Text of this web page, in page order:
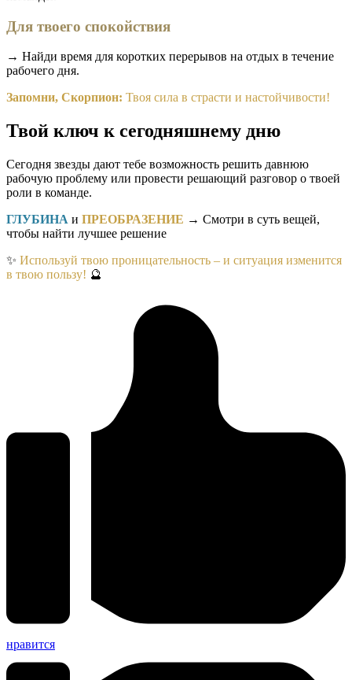
Для твоего спокойствия
→ Найди время для коротких перерывов на отдых в течение
рабочего дня.
Запомни, Скорпион: Твоя сила в страсти и настойчивости!
Твой ключ к сегодняшнему дню
Сегодня звезды дают тебе возможность решить давнюю
рабочую проблему или провести решающий разговор о твоей
роли в команде.
ГЛУБИНА и ПРЕОБРАЗЕНИЕ → Смотри в суть вещей,
чтобы найти лучшее решение
✨ Используй твою проницательность – и ситуация изменится
в твою пользу! 🔮
нравится